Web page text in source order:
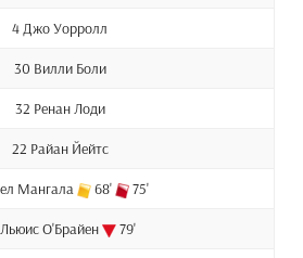
4 Джо Уорролл
30 Вилли Боли
32 Ренан Лоди
22 Райан Йейтс
Мангала 68' 75'
О'Брайен 79'